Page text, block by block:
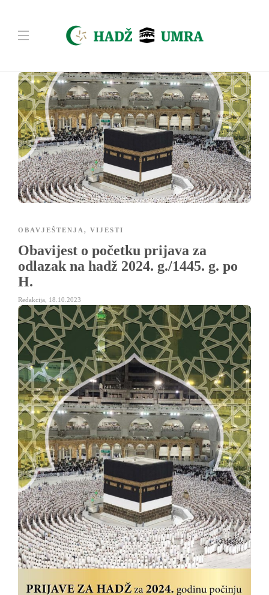
OBAVJEŠTENJA , VIJESTI
Obavijest o početku prijava za
odlazak na hadž 2024. g./1445. g. po
H.
Redakcija 18.10.2023